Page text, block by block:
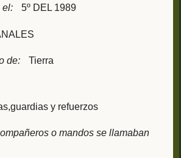
el: 5º DEL 1989
de: Tierra
y refuerzos
o mandos se llamaban